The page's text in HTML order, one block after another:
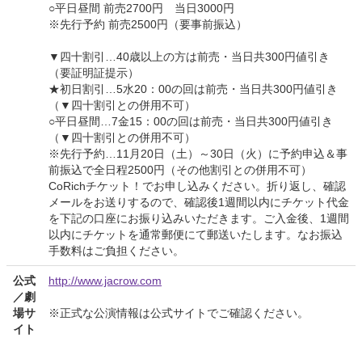
○平日昼間 前売2700円 当日3000円
※先行予約 前売2500円（要事前振込）
▼四十割引…40歳以上の方は前売・当日共300円値引き
（要証明証提示）
★初日割引…5水20：00の回は前売・当日共300円値引き
（▼四十割引との併用不可）
○平日昼間…7金15：00の回は前売・当日共300円値引き
（▼四十割引との併用不可）
※先行予約…11月20日（土）～30日（火）に予約申込＆事
前振込で全日程2500円（その他割引との併用不可）
CoRichチケット！でお申し込みください。折り返し、確認
メールをお送りするので、確認後1週間以内にチケット代金
を下記の口座にお振り込みいただきます。ご入金後、1週間
以内にチケットを通常郵便にて郵送いたします。なお振込
手数料はご負担ください。
公式
／劇
場サ
イト
http://www.jacrow.com
※正式な公演情報は公式サイトでご確認ください。